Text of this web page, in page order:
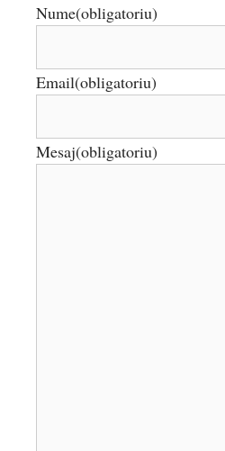
Nume(obligatoriu)
Email(obligatoriu)
Mesaj(obligatoriu)